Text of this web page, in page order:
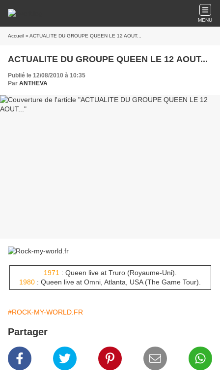
MENU
Accueil » ACTUALITE DU GROUPE QUEEN LE 12 AOUT...
ACTUALITE DU GROUPE QUEEN LE 12 AOUT...
Publié le 12/08/2010 à 10:35
Par ANTHEVA
1971 : Queen live at Truro (Royaume-Uni).
1980 : Queen live at Omni, Atlanta, USA (The Game Tour).
#ROCK-MY-WORLD.FR
Partager